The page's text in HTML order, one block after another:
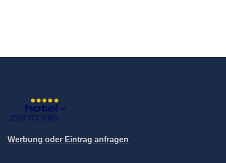
Werbung oder Eintrag anfragen